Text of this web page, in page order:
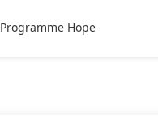
Programme Hope